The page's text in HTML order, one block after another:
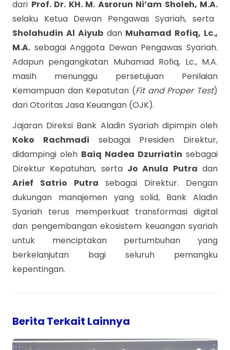
dari Prof. Dr. KH. M. Asrorun Ni’am Sholeh, M.A.
selaku Ketua Dewan Pengawas Syariah, serta
Sholahudin Al Aiyubdan Muhamad Rofiq, Lc.,
M.A. sebagai Anggota Dewan Pengawas Syariah.
Adapun pengangkatan Muhamad Rofiq, Lc., M.A.
masih menunggu persetujuan Penilaian
Kemampuan dan Kepatutan (Fit and Proper Test)
dari Otoritas Jasa Keuangan (OJK).
Jajaran Direksi Bank Aladin Syariah dipimpin oleh
Koko Rachmadi sebagai Presiden Direktur,
didampingi oleh Baiq Nadea Dzurriatin sebagai
Direktur Kepatuhan, serta Jo Anula Putra dan
Arief Satrio Putra sebagai Direktur. Dengan
dukungan manajemen yang solid, Bank Aladin
Syariah terus memperkuat transformasi digital
dan pengembangan ekosistem keuangan syariah
untuk menciptakan pertumbuhan yang
berkelanjutan bagi seluruh pemangku
kepentingan.
Berita Terkait Lainnya